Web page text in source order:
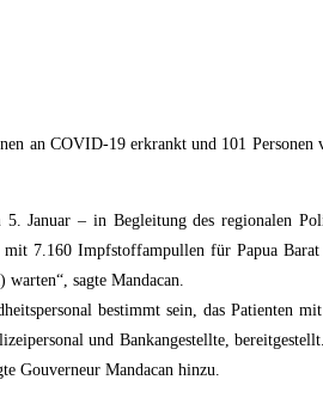
an COVID-19 erkrankt und 101
Januar – in Begleitung des regionalen
7.160 Impfstoffampullen für Papua
sagte Mandacan.
bestimmt sein, das Patienten
und Bankangestellte,
Gouverneur Mandacan hinzu.